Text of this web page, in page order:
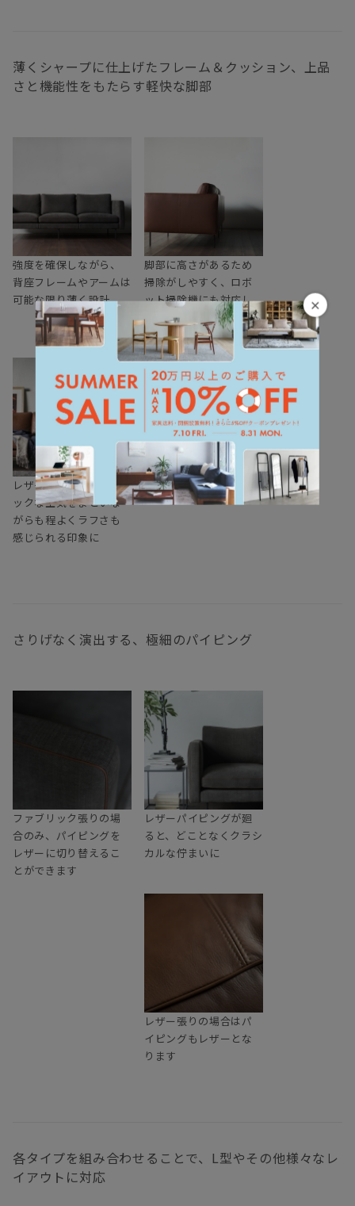
×
薄くシャープに仕上げたフレーム＆クッション、上品
さと機能性をもたらす軽快な脚部
強度を確保しながら、
背座フレームやアームは
可能な限り薄く設計
脚部に高さがあるため
掃除がしやすく、ロボ
ット掃除機にも対応し
ます
レザーで張り込むと、シ
ックな空気をまといな
がらも程よくラフさも
感じられる印象に
さりげなく演出する、極細のパイピング
ファブリック張りの場
合のみ、パイピングを
レザーに切り替えるこ
とができます
レザーパイピングが廻
ると、どことなくクラシ
カルな佇まいに
レザー張りの場合はパ
イピングもレザーとな
ります
各タイプを組み合わせることで、L型やその他様々なレ
イアウトに対応